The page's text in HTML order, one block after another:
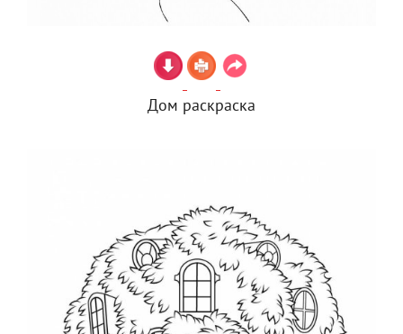
Дом раскраска